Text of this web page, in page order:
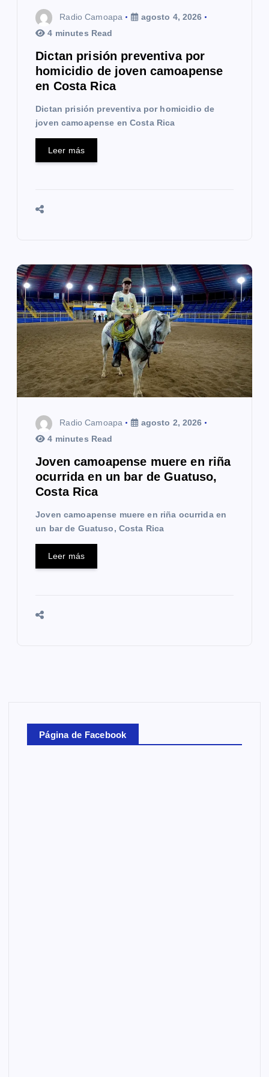
Radio Camoapa
agosto 4, 2026
4 minutes Read
Dictan prisión preventiva por
homicidio de joven camoapense
en Costa Rica
Dictan prisión preventiva por homicidio de
joven camoapense en Costa Rica
Leer más
Radio Camoapa
agosto 2, 2026
4 minutes Read
Joven camoapense muere en riña
ocurrida en un bar de Guatuso,
Costa Rica
Joven camoapense muere en riña ocurrida en
un bar de Guatuso, Costa Rica
Leer más
Página de Facebook